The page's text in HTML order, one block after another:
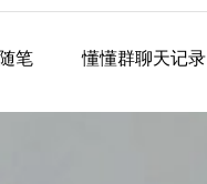
笔 懂懂群聊天记录